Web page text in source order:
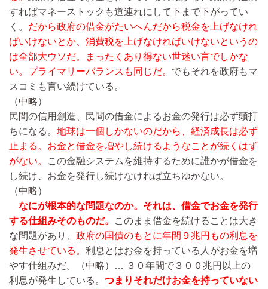
すればマネーストックも道連れにして下まで下がってい
く。 だから政府の借金がたいへんだから税金を上げなけれ
ばいけないとか、消費税を上げなければいけないというの
は全部大ウソだ。まったくあり得ない世迷い言でしかな
い。プライマリーバランスも同じだ。 でもそれを政府もマ
スコミも言い続けている。
（中略）
民間の信用創造、民間の借金によるお金の発行は必ず頭打
ちになる。 地球は一個しかないのだから、経済成長は必ず
止まる。お金と借金を増やし続けるようなことが続くはず
がない。
この金融システムを維持するために誰かが借金を
し続け、お金を発行し続けなければ立ちゆかない。
（中略）
なにが根本的な問題なのか。それは、借金でお金を発行
する仕組みそのものだ。
このまま借金を続けることは大き
な問題があり、 政府の国債のもとに年間９兆円もの利息を
発生させている。 利息とはお金を持っている人がお金を増
やす仕組みだ。
（中略）… ３０年間で３００兆円以上の
利息が発生している。 つまりそれだけお金を持っていない